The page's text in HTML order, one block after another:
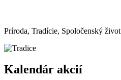
Príroda, Tradície, Spoločenský život
Kalendár akcií